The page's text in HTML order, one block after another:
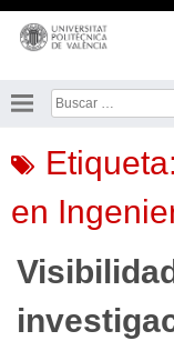
Saltar
contenido
Buscar:
Etiqueta:
en